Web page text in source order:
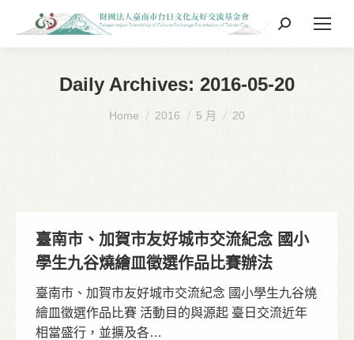
Search:
Daily Archives: 2016-05-20
You are here:
Home 2016 5 月 20
臺南市、加賀市友好城市交流紀念 國小
學生九谷燒繪皿徵選作品比賽辦法
臺南市、加賀市友好城市交流紀念 國小學生九谷燒
繪皿徵選作品比賽 活動目的與源起 臺日交流近年
相當盛行，並擴及各…